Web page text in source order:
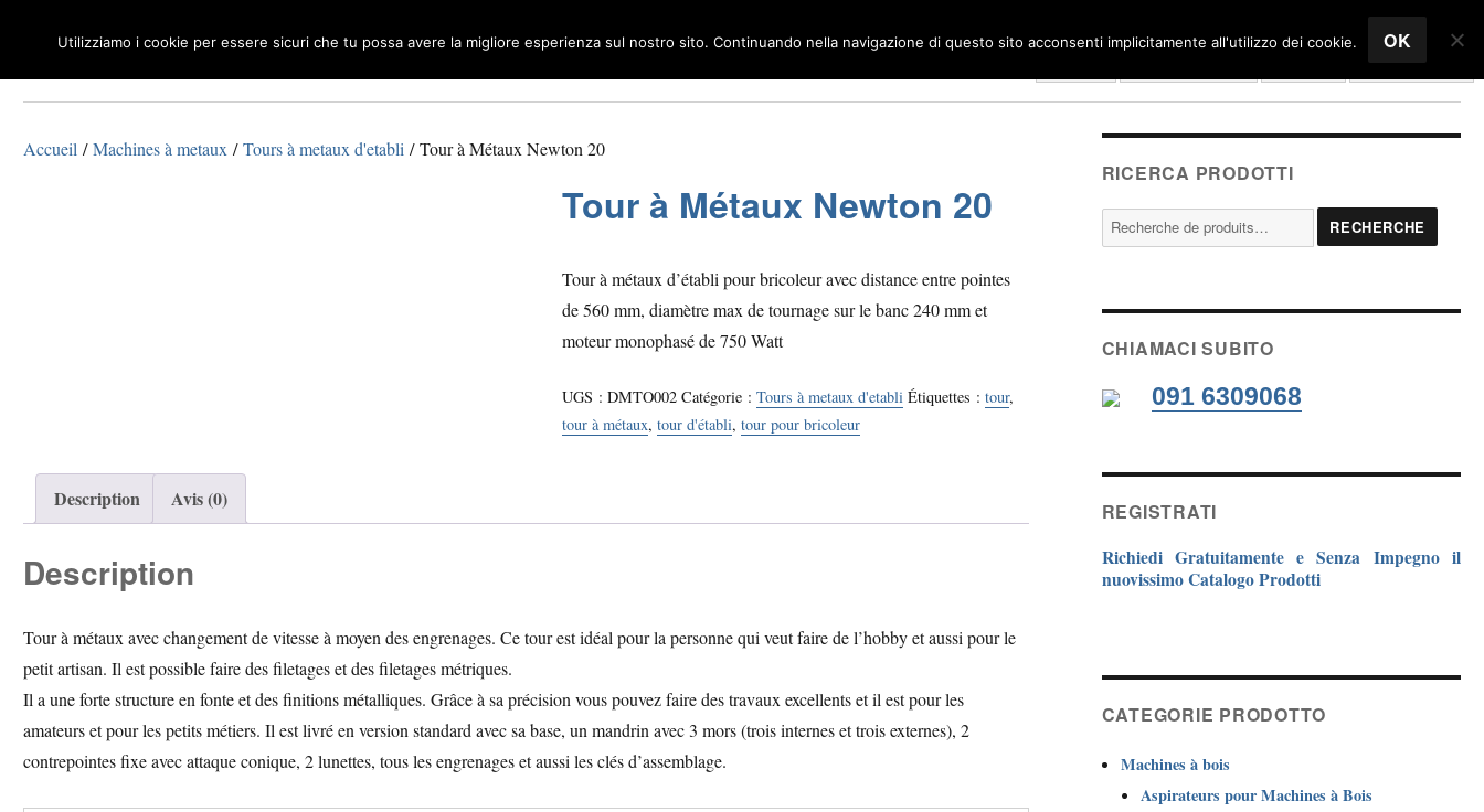
Tecnosuisse
Français
Accueil /Machines à metaux /Tours à metaux d'etabli / Tour à Métaux Newton 20
Tour à Métaux Newton 20
Tour à métaux d’établi pour bricoleur avec distance entre pointes
de 560 mm, diamètre max de tournage sur le banc 240 mm et
moteur monophasé de 750 Watt
UGS :DMTO002 Catégorie :Tours à metaux d'etabli Étiquettes :tour,
tour à métaux,tour d'établi,tour pour bricoleur
Description Avis (0)
Description
Tour à métaux avec changement de vitesse à moyen des engrenages. Ce tour est idéal pour la personne qui veut faire de l’hobby et aussi pour le
petit artisan. Il est possible faire des filetages et des filetages métriques.
Il a une forte structure en fonte et des finitions métalliques. Grâce à sa précision vous pouvez faire des travaux excellents et il est pour les
amateurs et pour les petits métiers. Il est livré en version standard avec sa base, un mandrin avec 3 mors (trois internes et trois externes), 2
contrepointes fixe avec attaque conique, 2 lunettes, tous les engrenages et aussi les clés d’assemblage.
RICERCA PRODOTTI
Recherche
RECHERCHE
CHIAMACI SUBITO
091 6309068
REGISTRATI
Richiedi Gratuitamente e Senza Impegno il
nuovissimo Catalogo Prodotti
CATEGORIE PRODOTTO
Machines à bois
Aspirateurs pour Machines à Bois
Utilizziamo i cookie per essere sicuri che tu possa avere la migliore esperienza sul nostro sito. Continuando nella navigazione di questo sito acconsenti implicitamente all'utilizzo dei cookie. OK